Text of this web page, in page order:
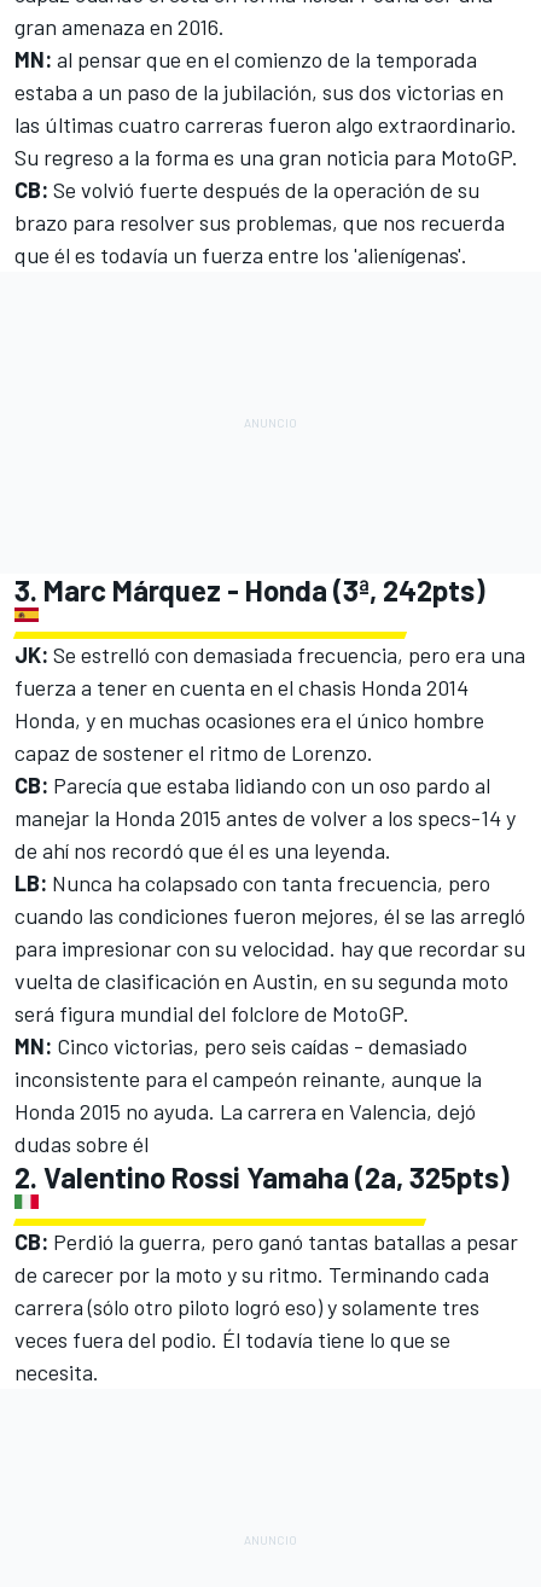
gran amenaza en 2016.
MN: al pensar que en el comienzo de la temporada
estaba a un paso de la jubilación, sus dos victorias en
las últimas cuatro carreras fueron algo extraordinario.
Su regreso a la forma es una gran noticia para MotoGP.
CB: Se volvió fuerte después de la operación de su
brazo para resolver sus problemas, que nos recuerda
que él es todavía un fuerza entre los 'alienígenas'.
3. Marc Márquez - Honda (3ª, 242pts)
JK: Se estrelló con demasiada frecuencia, pero era una
fuerza a tener en cuenta en el chasis Honda 2014
Honda, y en muchas ocasiones era el único hombre
capaz de sostener el ritmo de Lorenzo.
CB: Parecía que estaba lidiando con un oso pardo al
manejar la Honda 2015 antes de volver a los specs-14 y
de ahí nos recordó que él es una leyenda.
LB: Nunca ha colapsado con tanta frecuencia, pero
cuando las condiciones fueron mejores, él se las arregló
para impresionar con su velocidad. hay que recordar su
vuelta de clasificación en Austin, en su segunda moto
será figura mundial del folclore de MotoGP.
MN: Cinco victorias, pero seis caídas - demasiado
inconsistente para el campeón reinante, aunque la
Honda 2015 no ayuda. La carrera en Valencia, dejó
dudas sobre él
2. Valentino Rossi Yamaha (2a, 325pts)
CB: Perdió la guerra, pero ganó tantas batallas a pesar
de carecer por la moto y su ritmo. Terminando cada
carrera (sólo otro piloto logró eso) y solamente tres
veces fuera del podio. Él todavía tiene lo que se
necesita.